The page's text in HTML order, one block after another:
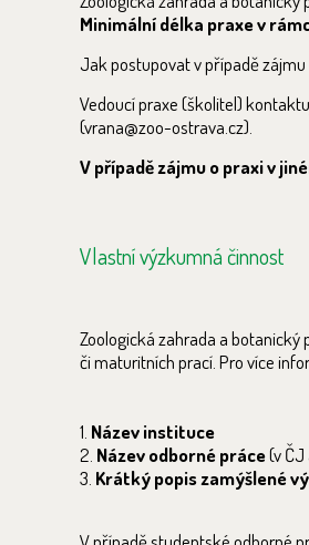
Minimální délka praxe v
Jak postupovat v případě zájmu
Vedoucí praxe (školitel)
(vrana@zoo-ostrava.cz).
V případě zájmu o praxi v
Vlastní výzkumná činnost
Zoologická zahrada a botanický
či maturitních prací. Pro více
1. Název instituce
2. Název odborné práce(v
3. Krátký popis zamýšlené